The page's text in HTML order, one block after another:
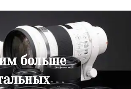
больше